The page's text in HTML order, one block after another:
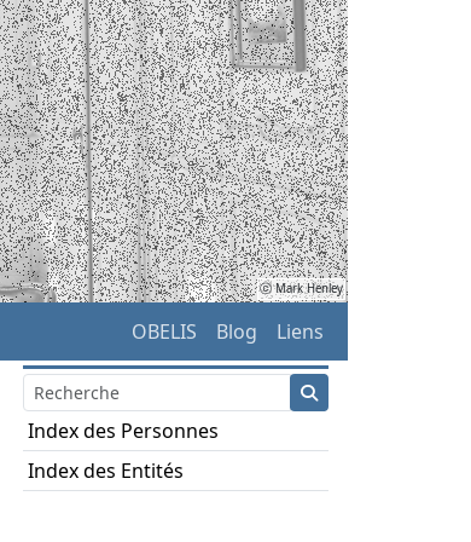
ⓒ Mark Henley
OBELIS Blog Liens
Index des Personnes
Index des Entités